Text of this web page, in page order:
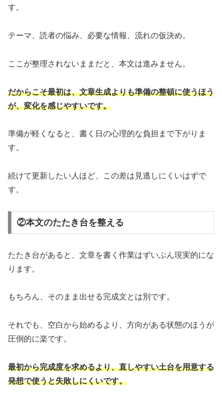
す。
テーマ、読者の悩み、必要な情報、流れの仮決め。
ここが整理されないままだと、本文は進みません。
だからこそ最初は、文章生成よりも準備の整頓に使うほう
が、変化を感じやすいです。
準備が軽くなると、書く日の心理的な負担まで下がりま
す。
続けて更新したい人ほど、この差は見逃しにくいはずで
す。
②本文のたたき台を整える
たたき台があると、文章を書く作業はずいぶん現実的にな
ります。
もちろん、そのまま出せる完成文とは別です。
それでも、空白から始めるより、方向がある状態のほうが
圧倒的に楽です。
最初から完成度を求めるより、直しやすい土台を用意する
発想で使うと失敗しにくいです。